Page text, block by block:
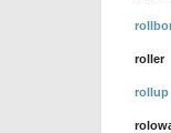
roller
rollup